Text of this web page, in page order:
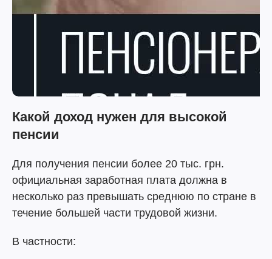
Какой доход нужен для высокой
пенсии
Для получения пенсии более 20 тыс. грн.
официальная заработная плата должна в
несколько раз превышать среднюю по стране в
течение большей части трудовой жизни.
В частности: